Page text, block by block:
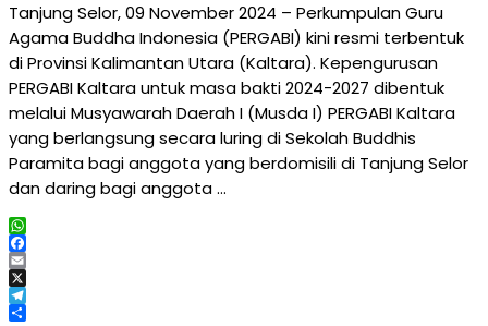
Tanjung Selor, 09 November 2024 – Perkumpulan Guru
Agama Buddha Indonesia (PERGABI) kini resmi terbentuk
di Provinsi Kalimantan Utara (Kaltara). Kepengurusan
PERGABI Kaltara untuk masa bakti 2024-2027 dibentuk
melalui Musyawarah Daerah I (Musda I) PERGABI Kaltara
yang berlangsung secara luring di Sekolah Buddhis
Paramita bagi anggota yang berdomisili di Tanjung Selor
dan daring bagi anggota …
WhatsApp
Facebook
Email
X
Telegram